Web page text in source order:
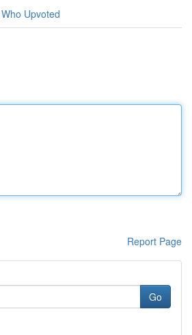
Who Upvoted
Report Page
Go